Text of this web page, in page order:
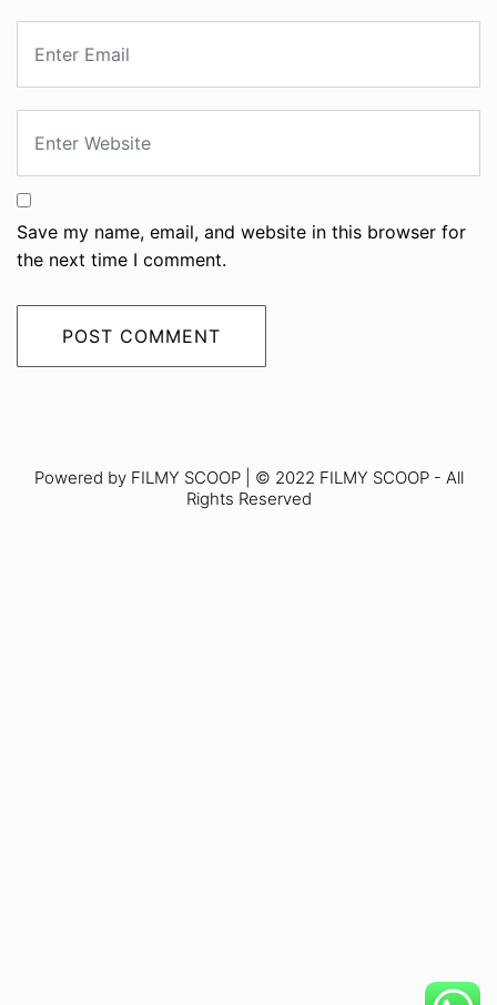
Save my name, email, and website in this browser for
the next time I comment.
Powered by FILMY SCOOP | © 2022 FILMY SCOOP - All
Rights Reserved